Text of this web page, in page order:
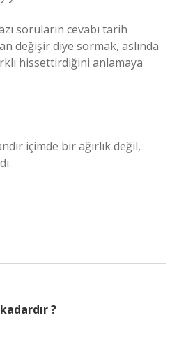
soruların cevabı tarih
değişir diye sormak, aslında
hissettirdiğini anlamaya
içimde bir ağırlık değil,
?